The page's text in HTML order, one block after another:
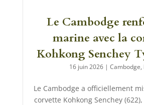
Le Cambodge
marine avec la
Kohkong Senchey
16 juin 2026 |Cambodge,
Le Cambodge a officiellement
corvette Kohkong Senchey